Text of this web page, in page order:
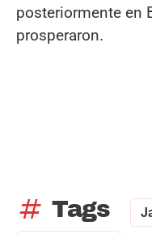
posteriormente en
prosperaron.
tag Tags